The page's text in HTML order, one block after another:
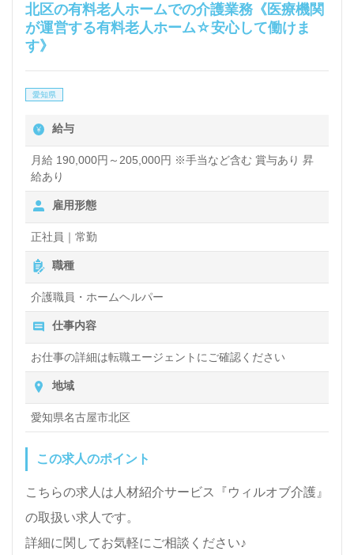
北区の有料老人ホームでの介護業務《医療機関
が運営する有料老人ホーム☆安心して働けま
す》
愛知県
給与
月給 190,000円～205,000円 ※手当など含む 賞与あり 昇
給あり
雇用形態
正社員｜常勤
職種
介護職員・ホームヘルパー
仕事内容
お仕事の詳細は転職エージェントにご確認ください
地域
愛知県名古屋市北区
この求人のポイント
こちらの求人は人材紹介サービス『ウィルオブ介護』
の取扱い求人です。
詳細に関してお気軽にご相談ください♪